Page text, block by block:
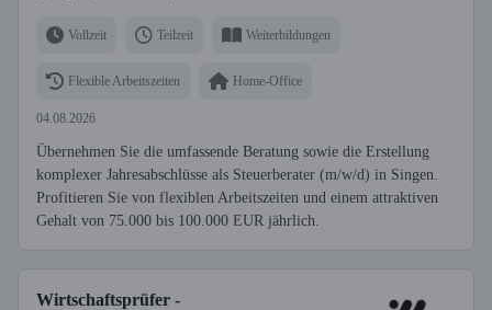
Vollzeit Teilzeit Weiterbildungen
Flexible Arbeitszeiten Home-Office
04.08.2026
Übernehmen Sie die umfassende Beratung sowie die Erstellung
komplexer Jahresabschlüsse als Steuerberater (m/w/d) in Singen.
Profitieren Sie von flexiblen Arbeitszeiten und einem attraktiven
Gehalt von 75.000 bis 100.000 EUR jährlich.
Wirtschaftsprüfer -